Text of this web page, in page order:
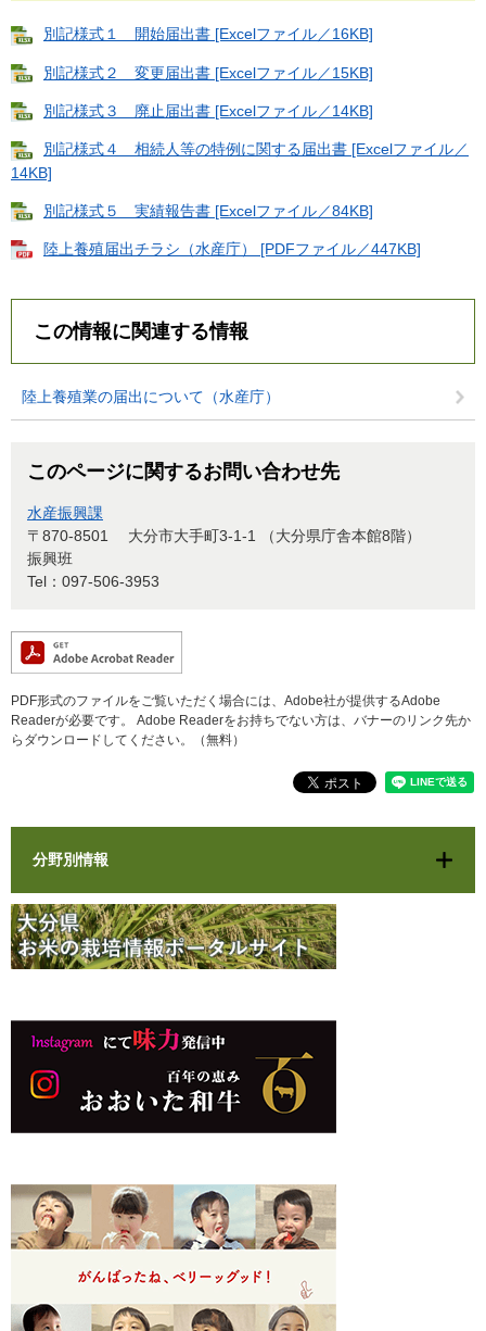
別記様式１ 開始届出書 [Excelファイル／16KB]
別記様式２ 変更届出書 [Excelファイル／15KB]
別記様式３ 廃止届出書 [Excelファイル／14KB]
別記様式４ 相続人等の特例に関する届出書 [Excelファイル／
14KB]
別記様式５ 実績報告書 [Excelファイル／84KB]
陸上養殖届出チラシ（水産庁） [PDFファイル／447KB]
この情報に関連する情報
陸上養殖業の届出について（水産庁）
このページに関するお問い合わせ先
水産振興課
〒870-8501
大分市大手町3-1-1 （大分県庁舎本館8階）
振興班
Tel：097-506-3953
PDF形式のファイルをご覧いただく場合には、Adobe社が提供するAdobe
Readerが必要です。
Adobe Readerをお持ちでない方は、バナーのリンク先か
らダウンロードしてください。（無料）
分野別情報